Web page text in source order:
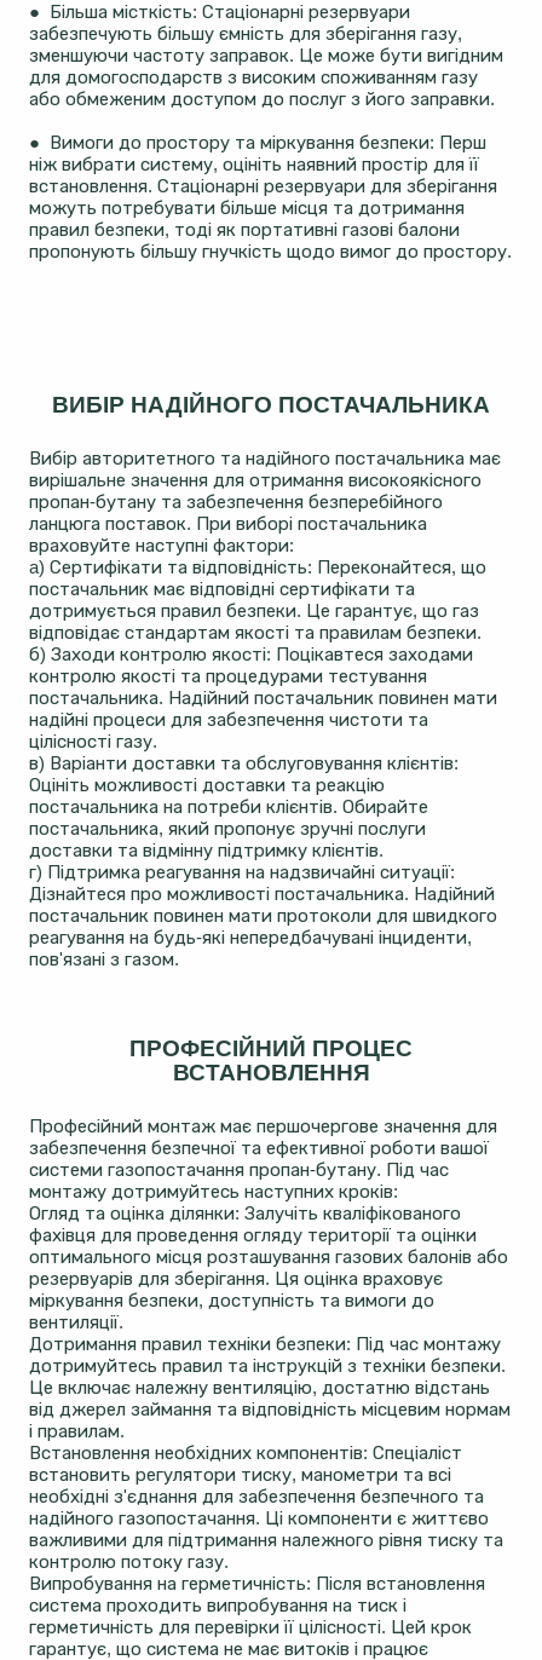
● Більша місткість: Стаціонарні резервуари
забезпечують більшу ємність для зберігання газу,
зменшуючи частоту заправок. Це може бути вигідним
для домогосподарств з високим споживанням газу
або обмеженим доступом до послуг з його заправки.
● Вимоги до простору та міркування безпеки: Перш
ніж вибрати систему, оцініть наявний простір для її
встановлення. Стаціонарні резервуари для зберігання
можуть потребувати більше місця та дотримання
правил безпеки, тоді як портативні газові балони
пропонують більшу гнучкість щодо вимог до простору.
ВИБІР НАДІЙНОГО ПОСТАЧАЛЬНИКА
Вибір авторитетного та надійного постачальника має
вирішальне значення для отримання високоякісного
пропан-бутану та забезпечення безперебійного
ланцюга поставок. При виборі постачальника
враховуйте наступні фактори:
a) Сертифікати та відповідність: Переконайтеся, що
постачальник має відповідні сертифікати та
дотримується правил безпеки. Це гарантує, що газ
відповідає стандартам якості та правилам безпеки.
б) Заходи контролю якості: Поцікавтеся заходами
контролю якості та процедурами тестування
постачальника. Надійний постачальник повинен мати
надійні процеси для забезпечення чистоти та
цілісності газу.
в) Варіанти доставки та обслуговування клієнтів:
Оцініть можливості доставки та реакцію
постачальника на потреби клієнтів. Обирайте
постачальника, який пропонує зручні послуги
доставки та відмінну підтримку клієнтів.
г) Підтримка реагування на надзвичайні ситуації:
Дізнайтеся про можливості постачальника. Надійний
постачальник повинен мати протоколи для швидкого
реагування на будь-які непередбачувані інциденти,
пов'язані з газом.
ПРОФЕСІЙНИЙ ПРОЦЕС
ВСТАНОВЛЕННЯ
Професійний монтаж має першочергове значення для
забезпечення безпечної та ефективної роботи вашої
системи газопостачання пропан-бутану. Під час
монтажу дотримуйтесь наступних кроків:
Огляд та оцінка ділянки: Залучіть кваліфікованого
фахівця для проведення огляду території та оцінки
оптимального місця розташування газових балонів або
резервуарів для зберігання. Ця оцінка враховує
міркування безпеки, доступність та вимоги до
вентиляції.
Дотримання правил техніки безпеки: Під час монтажу
дотримуйтесь правил та інструкцій з техніки безпеки.
Це включає належну вентиляцію, достатню відстань
від джерел займання та відповідність місцевим нормам
і правилам.
Встановлення необхідних компонентів: Спеціаліст
встановить регулятори тиску, манометри та всі
необхідні з'єднання для забезпечення безпечного та
надійного газопостачання. Ці компоненти є життєво
важливими для підтримання належного рівня тиску та
контролю потоку газу.
Випробування на герметичність: Після встановлення
система проходить випробування на тиск і
герметичність для перевірки її цілісності. Цей крок
гарантує, що система не має витоків і працює